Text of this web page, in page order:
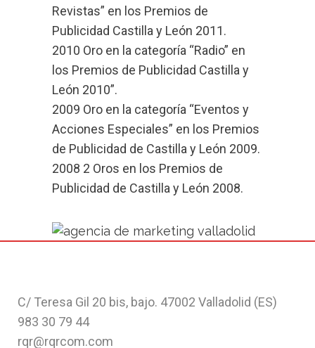
Revistas” en los Premios de
Publicidad Castilla y León 2011.
2010 Oro en la categoría “Radio” en
los Premios de Publicidad Castilla y
León 2010”.
2009 Oro en la categoría “Eventos y
Acciones Especiales” en los Premios
de Publicidad de Castilla y León 2009.
2008 2 Oros en los Premios de
Publicidad de Castilla y León 2008.
C/ Teresa Gil 20 bis, bajo. 47002 Valladolid (ES)
983 30 79 44
rqr@rqrcom.com